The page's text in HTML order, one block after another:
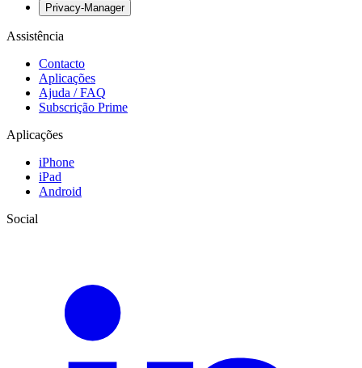
Privacy-Manager
Assistência
Contacto
Aplicações
Ajuda / FAQ
Subscrição Prime
Aplicações
iPhone
iPad
Android
Social